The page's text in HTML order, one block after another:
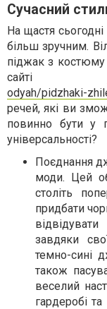
Сучасний
На щастя
більш зручним.
піджак з
сайті
odyah/pidzhaki-
речей, які ви
повинно бути у
універсальності?
Поєднання
моди. Цей
століть
придбати
завдяки
темно-сині
також
веселий
гардеробі